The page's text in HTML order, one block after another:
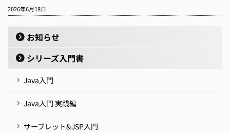
2026年6月18日
お知らせ
シリーズ入門書
Java入門
Java入門 実践編
サーブレット&JSP入門